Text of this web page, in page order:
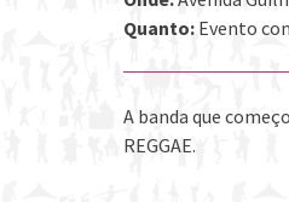
Quanto: Evento
A banda que
REGGAE.